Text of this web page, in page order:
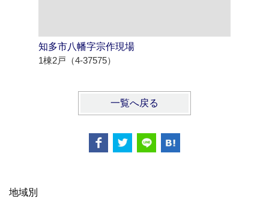
知多市八幡字宗作現場
1棟2戸（4-37575）
一覧へ戻る
地域別